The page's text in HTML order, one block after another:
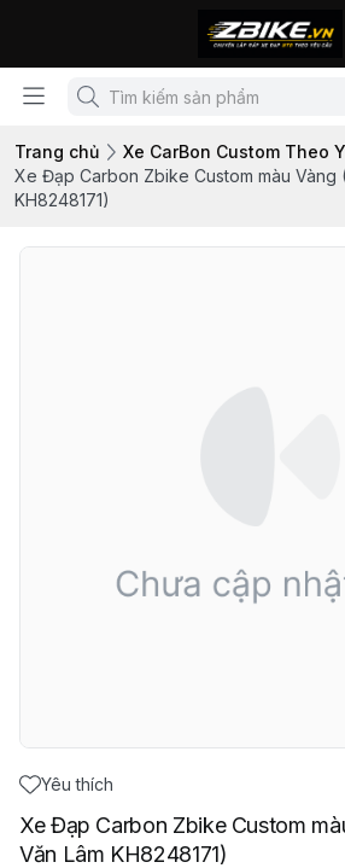
Trang chủ
Xe CarBon Custom Theo
Xe Đạp Carbon Zbike Custom màu Vàng
KH8248171)
Yêu thích
Xe Đạp Carbon Zbike Custom
Văn Lâm KH8248171)